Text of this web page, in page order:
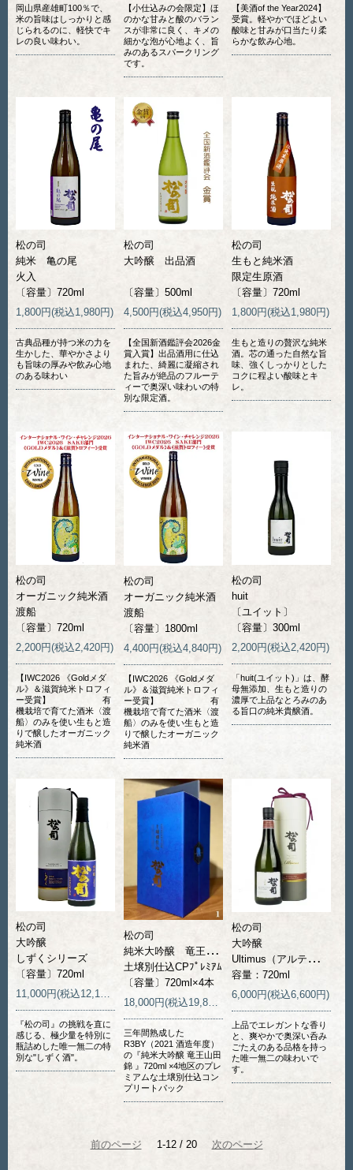
岡山県産雄町100％で、
米の旨味はしっかりと感
じられるのに、軽快でキ
レの良い味わい。
【小仕込みの会限定】ほ
のかな甘みと酸のバラン
スが非常に良く、キメの
細かな泡が心地よく、旨
みのあるスパークリング
です。
【美酒of the Year2024】
受賞。軽やかでほどよい
酸味と甘みが口当たり柔
らかな飲み心地。
松の司
純米 亀の尾
火入
〔容量〕720ml
1,800円(税込1,980円)
古典品種が持つ米の力を
生かした、華やかさより
も旨味の厚みや飲み心地
のある味わい
松の司
大吟醸 出品酒
〔容量〕500ml
4,500円(税込4,950円)
【全国新酒鑑評会2026金
賞入賞】出品酒用に仕込
まれた、綺麗に凝縮され
た旨みが絶品のフルーテ
ィーで奥深い味わいの特
別な限定酒。
松の司
生もと純米酒
限定生原酒
〔容量〕720ml
1,800円(税込1,980円)
生もと造りの贅沢な純米
酒。芯の通った自然な旨
味、強くしっかりとした
コクに程よい酸味とキ
レ。
松の司
オーガニック純米酒
渡船
〔容量〕720ml
2,200円(税込2,420円)
【IWC2026 《Goldメダ
ル》＆滋賀純米トロフィ
ー受賞】 有
機栽培で育てた酒米〈渡
船〉のみを使い生もと造
りで醸したオーガニック
純米酒
松の司
オーガニック純米酒
渡船
〔容量〕1800ml
4,400円(税込4,840円)
【IWC2026 《Goldメダ
ル》＆滋賀純米トロフィ
ー受賞】 有
機栽培で育てた酒米〈渡
船〉のみを使い生もと造
りで醸したオーガニック
純米酒
松の司
huit
〔ユイット〕
〔容量〕300ml
2,200円(税込2,420円)
「huit(ユイット)」は、酵
母無添加、生もと造りの
濃厚で上品なとろみのあ
る旨口の純米貴醸酒。
松の司
大吟醸
しずくシリーズ
〔容量〕720ml
11,000円(税込12,100円)
『松の司』の挑戦を直に
感じる、極少量を特別に
瓶詰めした唯一無二の特
別な"しずく酒"。
松の司
純米大吟醸 竜王山田錦
土壌別仕込CPﾌﾟﾚﾐｱﾑ
〔容量〕720ml×4本
18,000円(税込19,800円)
三年間熟成した
R3BY（2021 酒造年度）
の『純米大吟醸 竜王山田
錦 』720ml ×4地区のプレ
ミアムな土壌別仕込コン
プリートパック
松の司
大吟醸
Ultimus（アルティマス）
容量：720ml
6,000円(税込6,600円)
上品でエレガントな香り
と、爽やかで奥深い呑み
ごたえのある品格を持っ
た唯一無二の味わいで
す。
前のページ 1-12 / 20 次のページ